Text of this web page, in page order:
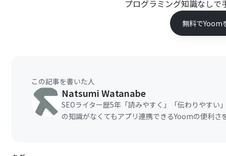
プログラミング知識なしで
無料でYoom
この記事を書いた人
Natsumi Watanabe
SEOライター歴5年「読みやすく」「伝わりやす
の知識がなくてもアプリ連携できるYoomの便利さ